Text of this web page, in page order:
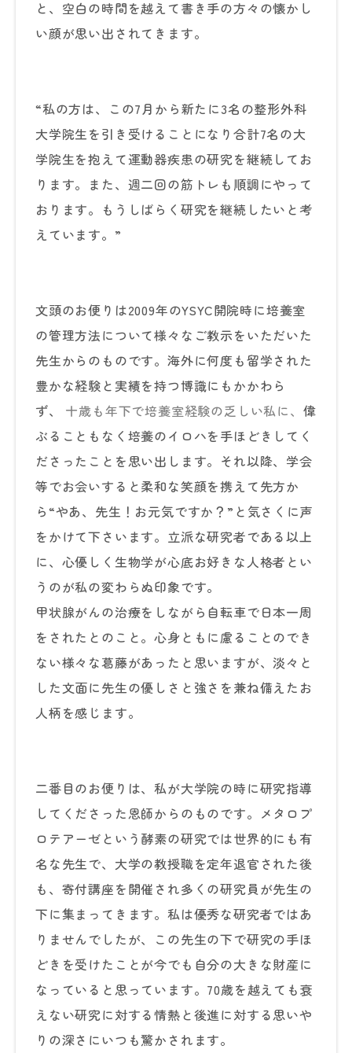
と、空白の時間を越えて書き手の方々の懐かし
い顔が思い出されてきます。
“私の方は、この7月から新たに3名の整形外科
大学院生を引き受けることになり合計7名の大
学院生を抱えて運動器疾患の研究を継続してお
ります。また、週二回の筋トレも順調にやって
おります。もうしばらく研究を継続したいと考
えています。”
文頭のお便りは2009年のYSYC開院時に培養室
の管理方法について様々なご教示をいただいた
先生からのものです。海外に何度も留学された
豊かな経験と実績を持つ博識にもかかわら
ず、
十歳も年下で培養室経験の乏しい私に、 偉
ぶることもなく培養のイロハを手ほどきしてく
ださったことを思い出します。それ以降、学会
等でお会いすると柔和な笑顔を携えて先方か
ら“やあ、先生！お元気ですか？”と気さくに声
をかけて下さいます。立派な研究者である以上
に、心優しく生物学が心底お好きな人格者とい
うのが私の変わらぬ印象です。
甲状腺がんの治療をしながら自転車で日本一周
をされたとのこと。心身ともに慮ることのでき
ない様々な葛藤があったと思いますが、淡々と
した文面に先生の優しさと強さを兼ね備えたお
人柄を感じます。
二番目のお便りは、私が大学院の時に研究指導
してくださった恩師からのものです。メタロプ
ロテアーゼという酵素の研究では世界的にも有
名な先生で、大学の教授職を定年退官された後
も、寄付講座を開催され多くの研究員が先生の
下に集まってきます。私は優秀な研究者ではあ
りませんでしたが、この先生の下で研究の手ほ
どきを受けたことが今でも自分の大きな財産に
なっていると思っています。70歳を越えても衰
えない研究に対する情熱と後進に対する思いや
りの深さにいつも驚かされます。